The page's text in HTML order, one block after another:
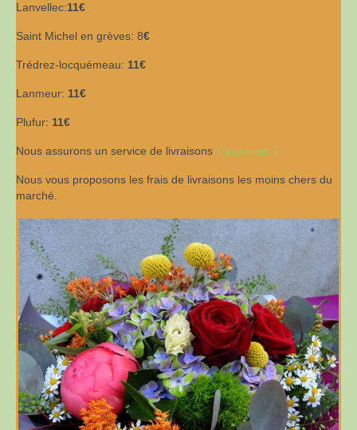
Lanvellec:11€
Saint Michel en grèves: 8€
Trédrez-locquémeau: 11€
Lanmeur: 11€
Plufur: 11€
Nous assurons un service de livraisons 7 jours sur 7
Nous vous proposons les frais de livraisons les moins chers du
marché.